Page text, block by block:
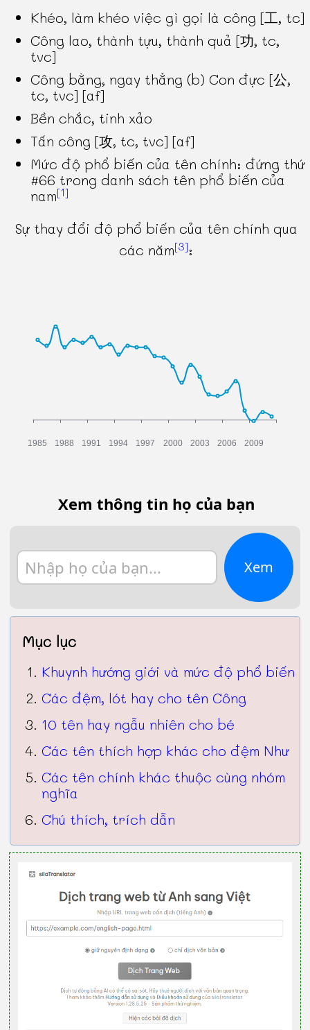
Khéo, làm khéo việc gì gọi là công [工, tc]
Công lao, thành tựu, thành quả [功, tc,
tvc]
Công bằng, ngay thẳng (b) Con đực [公,
tc, tvc] [af]
Bền chắc, tinh xảo
Tấn công [攻, tc, tvc] [af]
Mức độ phổ biến của tên chính: đứng thứ
#66 trong danh sách tên phổ biến của
nam[1]
Sự thay đổi độ phổ biến của tên chính qua
các năm[3]:
Xem thông tin họ của bạn
Xem
Mục lục
Khuynh hướng giới và mức độ phổ biến
Các đệm, lót hay cho tên Công
10 tên hay ngẫu nhiên cho bé
Các tên thích hợp khác cho đệm Như
Các tên chính khác thuộc cùng nhóm
nghĩa
Chú thích, trích dẫn